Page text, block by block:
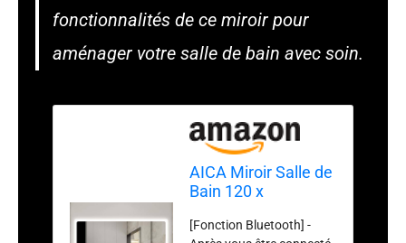
fonctionnalités de ce miroir pour
aménager votre salle de bain avec soin.
AICA Miroir Salle de
Bain 120 x
Luminosité LED 3
[Fonction Bluetooth] -